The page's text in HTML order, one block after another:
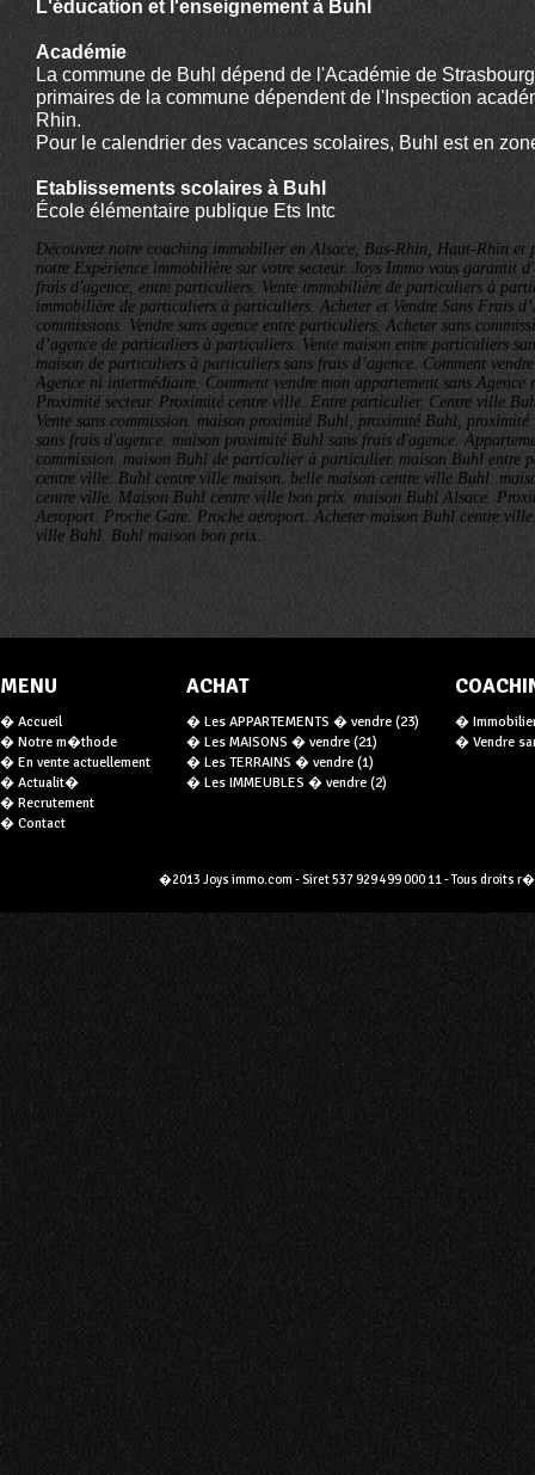
L'éducation et l'enseignement à Buhl
Académie
La commune de Buhl dépend de l'Académie de
primaires de la commune dépendent de l'Inspection
Rhin.
Pour le calendrier des vacances scolaires, Buhl est en
Etablissements scolaires à Buhl
École élémentaire publique Ets Intc
Découvrez notre coaching immobilier en Alsace, Bas-Rhin, Haut-Rhin et
notre Expérience immobilière sur votre secteur. Joys Immo vous garantit
frais d'agence, entre particuliers. Vente immobilière de particuliers à
immobilière de particuliers à particuliers. Acheter et Vendre Sans Frais
commissions. Vendre sans agence entre particuliers. Acheter sans
d’agence de particuliers à particuliers. Vente maison entre particuliers
maison de particuliers à particuliers sans frais d’agence. Comment
Agence ni intermédiaire. Comment vendre mon appartement sans
Proximité secteur. Proximité centre ville. Entre particulier. Centre ville
Vente sans commission. maison proximité Buhl, proximité Buhl,
sans frais d'agence. maison proximité Buhl sans frais d'agence.
commission. maison Buhl de particulier à particulier. maison Buhl entre
centre ville. Buhl centre ville maison. belle maison centre ville Buhl.
centre ville. Maison Buhl centre ville bon prix. maison Buhl Alsace.
Aeroport. Proche Gare. Proche aéroport. Acheter maison Buhl centre
ville Buhl. Buhl maison bon prix.
MENU
� Accueil
� Notre m�thode
� En vente actuellement
� Actualit�
� Recrutement
� Contact
ACHAT
� Les APPARTEMENTS � vendre (23)
� Les MAISONS � vendre (21)
� Les TERRAINS � vendre (1)
� Les IMMEUBLES � vendre (2)
�
� Vendre
�2013 Joys immo.com - Siret 537 929 499 000 11 - Tous